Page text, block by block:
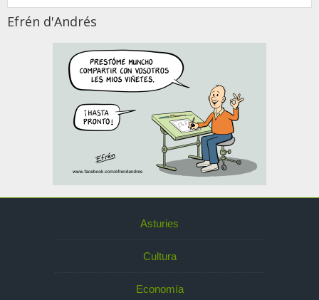
Efrén d'Andrés
Asturies
Cultura
Economía